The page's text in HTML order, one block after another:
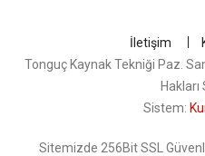
İletişim
Tonguç Kaynak Tekniği Paz.
Hakları
Sistem:
Sitemizde 256Bit SSL